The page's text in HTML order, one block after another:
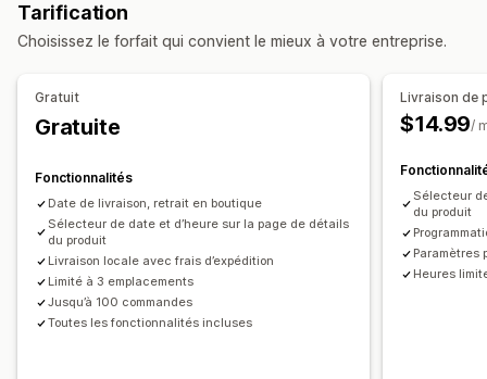
Messages personnalisés
À l’extérieur ou en drive
Temps de préparation
Suivi en temps réel
Carte des livraisons
Notifications par e-mail
Preuve de livraison
Synchronisation des commandes
Frais d’expédition
Notifications par e-mail
Tarification
Choisissez le forfait qui convient le mieux à votre entreprise.
Gratuit
Gratuite
Fonctionnalités
Date de livraison, retrait en boutique
Sélecteur de date et d’heure sur la page de détails
du produit
Livraison locale avec frais d’expédition
Limité à 3 emplacements
Jusqu’à 100 commandes
Toutes les fonctionnalités incluses
Livraison de
$14.99/
Sélecteur
du produit
Paramètres
Heures